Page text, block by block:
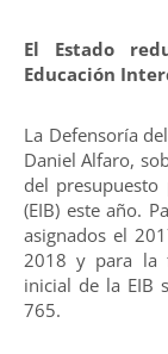
El Estado
Educación
La Defensoría
Daniel Alfaro,
del
(EIB) este año.
asignados el
2018 y para la
inicial de la
765.